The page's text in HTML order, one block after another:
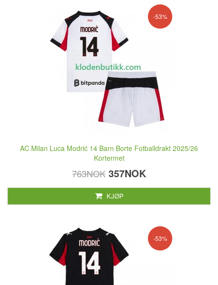
-53%
AC Milan Luca Modrić 14 Barn Borte Fotballdrakt 2025/26
Kortermet
763NOK 357NOK
KJØP
-53%